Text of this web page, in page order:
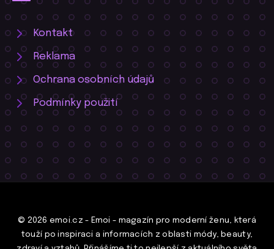
Kontakt
Reklama
Ochrana osobních údajů
Podmínky použití
© 2026 emoi.cz - Emoi - magazín pro moderní ženu, která
touží po inspiraci a informacích z oblasti módy, beauty,